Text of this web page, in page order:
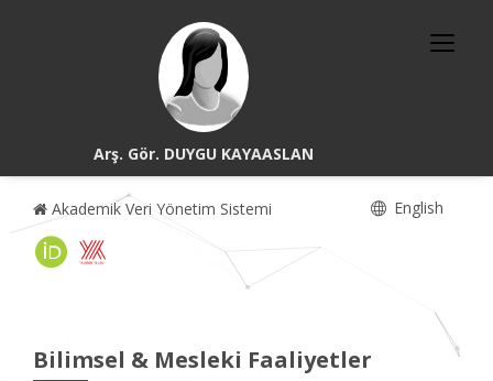
Arş. Gör. DUYGU KAYAASLAN
Akademik Veri Yönetim Sistemi English
Bilimsel & Mesleki Faaliyetler